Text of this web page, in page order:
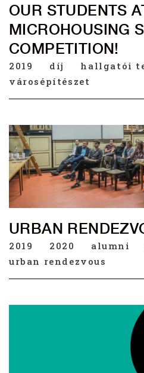
OUR STUDENTS
MICROHOUSING
COMPETITION!
2019 díj
hallgatói
városépítészet
URBAN
2019 2020 alumni
urban rendezvous